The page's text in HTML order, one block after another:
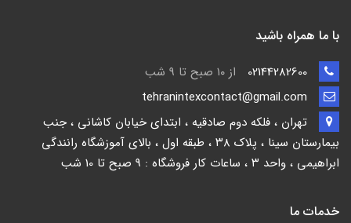
با ما همراه باشید
از ۱۰ صبح تا 9 شب
تهران ، فلکه دوم صادقیه ، ابتدای خیابان کاشانی ، جنب
بیمارستان سینا ، پلاک ۳۸ ، طبقه اول ، بالای آموزشگاه رانندگی
ابراهیمی ، واحد ۳ ، ساعات کار فروشگاه : 9 صبح تا 10 شب
خدمات ما